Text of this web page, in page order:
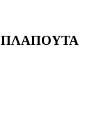
ΠΛΑΠΟΥΤΑ